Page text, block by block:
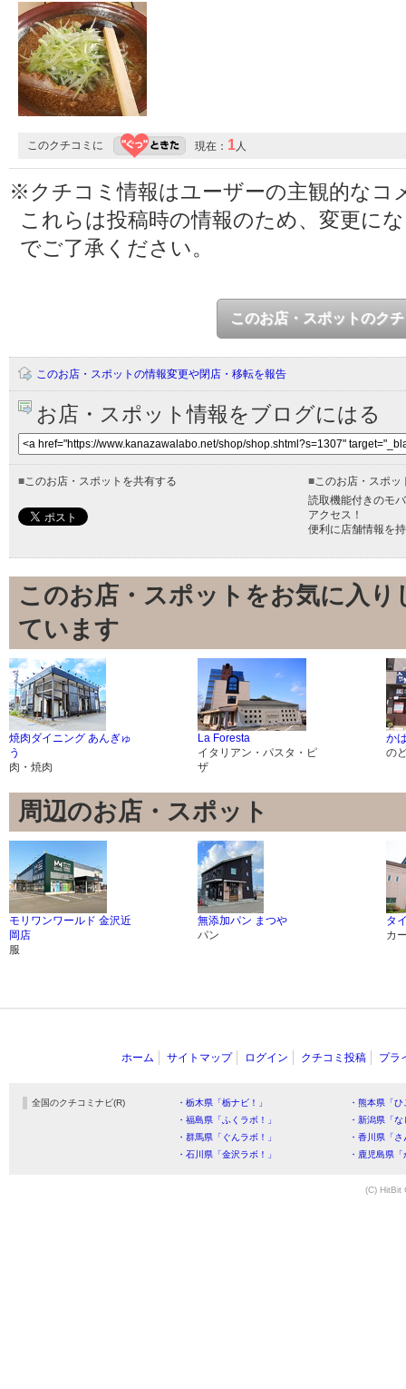
このクチコミに 現在： 1人
※クチコミ情報はユーザーの主観的なコ
これらは投稿時の情報のため、変更に
でご了承ください。
このお店・スポットのク
このお店・スポットの情報変更や閉店・移転を報告
お店・スポット情報をブログにはる
■このお店・スポットを共有する ■このお店・スポッ
読取機能付きのモ
アクセス！
便利に店舗情報を
このお店・スポットをお気に入
ています
焼肉ダイニング あんぎゅ
う
肉・焼肉
La Foresta
イタリアン・パスタ・ピ
ザ
か
の
周辺のお店・スポット
モリワンワールド 金沢近
岡店
服
無添加パン まつや
パン
タ
カ
ホーム サイトマップ ログイン クチコミ投稿 プラ
全国のクチコミナビ(R) ・栃木県「栃ナビ！」
・熊本県「
・福島県「ふくラボ！」
・新潟県「
・群馬県「ぐんラボ！」
・香川県「
・石川県「金沢ラボ！」
・鹿児島県
(C) HitBit